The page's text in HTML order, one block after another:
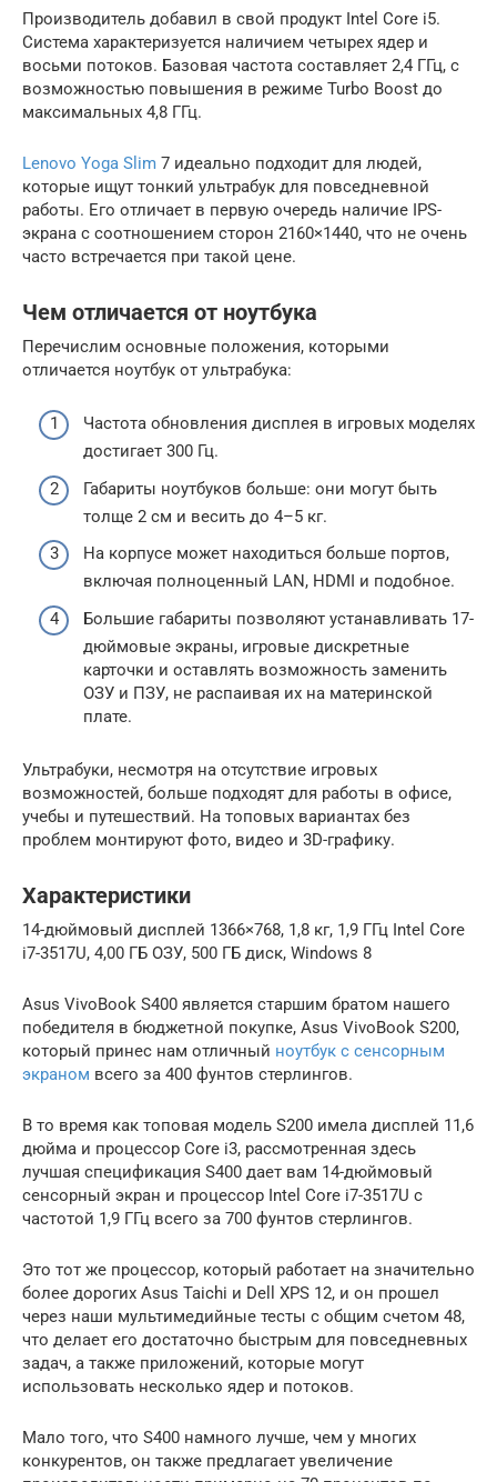
Производитель добавил в свой продукт Intel Core i5.
Система характеризуется наличием четырех ядер и
восьми потоков. Базовая частота составляет 2,4 ГГц, с
возможностью повышения в режиме Turbo Boost до
максимальных 4,8 ГГц.
Lenovo Yoga Slim 7 идеально подходит для людей,
которые ищут тонкий ультрабук для повседневной
работы. Его отличает в первую очередь наличие IPS-
экрана с соотношением сторон 2160×1440, что не очень
часто встречается при такой цене.
Чем отличается от ноутбука
Перечислим основные положения, которыми
отличается ноутбук от ультрабука:
Частота обновления дисплея в игровых моделях
достигает 300 Гц.
Габариты ноутбуков больше: они могут быть
толще 2 см и весить до 4–5 кг.
На корпусе может находиться больше портов,
включая полноценный LAN, HDMI и подобное.
Большие габариты позволяют устанавливать 17-
дюймовые экраны, игровые дискретные
карточки и оставлять возможность заменить
ОЗУ и ПЗУ, не распаивая их на материнской
плате.
Ультрабуки, несмотря на отсутствие игровых
возможностей, больше подходят для работы в офисе,
учебы и путешествий. На топовых вариантах без
проблем монтируют фото, видео и 3D-графику.
Характеристики
14-дюймовый дисплей 1366×768, 1,8 кг, 1,9 ГГц Intel Core
i7-3517U, 4,00 ГБ ОЗУ, 500 ГБ диск, Windows 8
Asus VivoBook S400 является старшим братом нашего
победителя в бюджетной покупке, Asus VivoBook S200,
который принес нам отличный ноутбук с сенсорным
экраном всего за 400 фунтов стерлингов.
В то время как топовая модель S200 имела дисплей 11,6
дюйма и процессор Core i3, рассмотренная здесь
лучшая спецификация S400 дает вам 14-дюймовый
сенсорный экран и процессор Intel Core i7-3517U с
частотой 1,9 ГГц всего за 700 фунтов стерлингов.
Это тот же процессор, который работает на значительно
более дорогих Asus Taichi и Dell XPS 12, и он прошел
через наши мультимедийные тесты с общим счетом 48,
что делает его достаточно быстрым для повседневных
задач, а также приложений, которые могут
использовать несколько ядер и потоков.
Мало того, что S400 намного лучше, чем у многих
конкурентов, он также предлагает увеличение